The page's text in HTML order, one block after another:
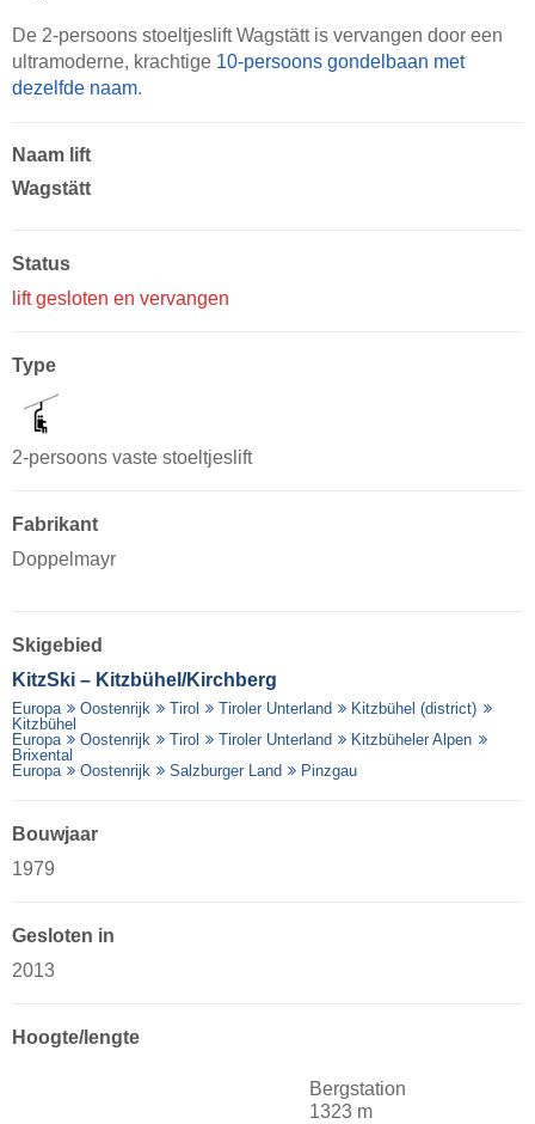
De 2-persoons stoeltjeslift Wagstätt is vervangen door een
ultramoderne, krachtige 10-persoons gondelbaan met
dezelfde naam.
Naam lift
Wagstätt
Status
lift gesloten en vervangen
Type
2-persoons vaste stoeltjeslift
Fabrikant
Doppelmayr
Skigebied
KitzSki – Kitzbühel/​Kirchberg
Europa Oostenrijk Tirol Tiroler Unterland
Kitzbühel (district)
Kitzbühel
Europa
Oostenrijk Tirol Tiroler Unterland
Kitzbüheler Alpen
Brixental
Europa
Oostenrijk Salzburger Land Pinzgau
Bouwjaar
1979
Gesloten in
2013
Hoogte/lengte
Bergstation
1323 m